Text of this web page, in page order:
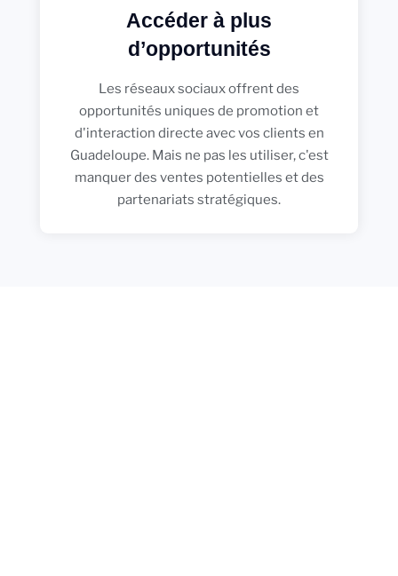
Accéder à plus
d’opportunités
Les réseaux sociaux offrent des
opportunités uniques de promotion et
d'interaction directe avec vos clients en
Guadeloupe. Mais ne pas les utiliser, c'est
manquer des ventes potentielles et des
partenariats stratégiques.